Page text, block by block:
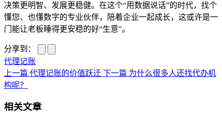
决策更明智、发展更稳健。在这个“用数据说话”的时代，找个
懂您、也懂数字的专业伙伴，陪着企业一起成长，这或许是一
门能让老板睡得更安稳的好“生意”。
分享到：
代理记账
上一篇 代理记账的价值跃迁 下一篇 为什么很多人还找代办机
构呢？
相关文章